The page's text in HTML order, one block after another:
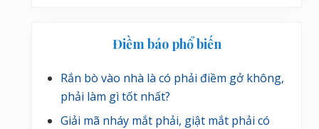
Điềm báo phổ biến
Rắn bò vào nhà là có phải điềm gở không,
phải làm gì tốt nhất?
Giải mã nháy mắt phải, giật mắt phải có